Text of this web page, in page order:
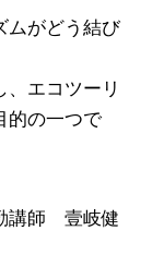
ムがどう結び
、エコツーリ
的の一つで
講師 壹岐健